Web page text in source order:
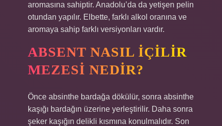
aromasına sahiptir. Anadolu’da da yetişen pelin
otundan yapılır. Elbette, farklı alkol oranına ve
aromaya sahip farklı versiyonları vardır.
ABSENT NASIL IÇILIR
MEZESI NEDIR?
Önce absinthe bardağa dökülür, sonra absinthe
kaşığı bardağın üzerine yerleştirilir. Daha sonra
şeker kaşığın delikli kısmına konulmalıdır. Son